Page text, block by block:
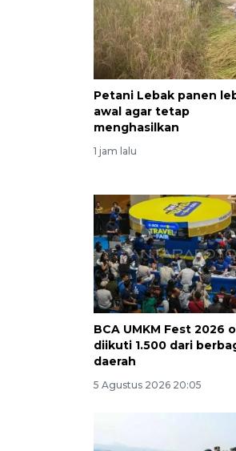
Petani Lebak panen
awal agar tetap
menghasilkan
1 jam lalu
BCA UMKM Fest 2026
diikuti 1.500 dari
daerah
5 Agustus 2026 20:05